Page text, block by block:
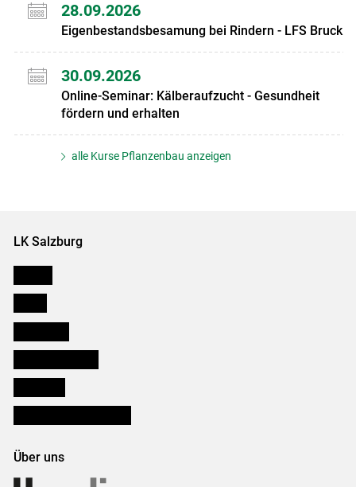
28.09.2026
Eigenbestandsbesamung bei Rindern - LFS Bruck
30.09.2026
Online-Seminar: Kälberaufzucht - Gesundheit
fördern und erhalten
alle Kurse Pflanzenbau anzeigen
LK Salzburg
Über uns